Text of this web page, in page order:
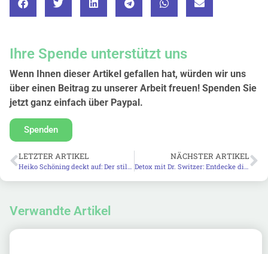
Ihre Spende unterstützt uns
Wenn Ihnen dieser Artikel gefallen hat, würden wir uns
über einen Beitrag zu unserer Arbeit freuen! Spenden Sie
jetzt ganz einfach über Paypal.
Spenden
LETZTER ARTIKEL
Heiko Schöning deckt auf: Der stille Krieg gegen das menschliche Mikrobiom
NÄCHSTER ARTIKEL
Detox mit Dr. Switzer: Entdecke die Kraft der Fermentation
Verwandte Artikel